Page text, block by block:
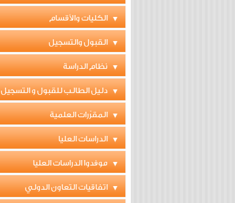
الكليات والأقسام
القبول والتسجيل
نظام الدراسة
دليل الطالب للقبول و التسجيل
المقرّرات العلمية
الدراسات العليا
موفدوا الدراسات العليا
اتفاقيات التعاون الدولي